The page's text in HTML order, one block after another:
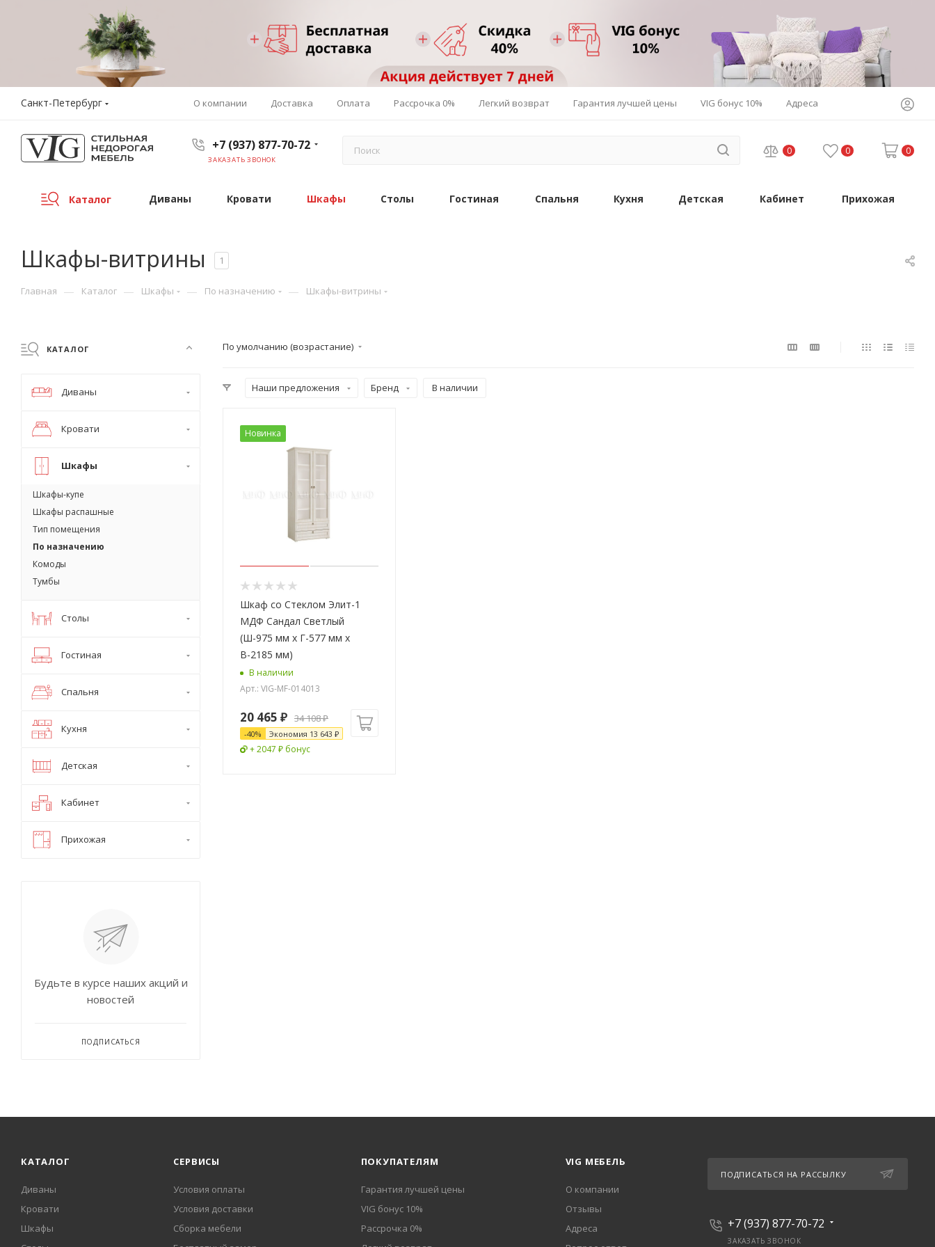
Санкт-Петербург О компании Доставка Оплата Рассрочка 0% Легкий возврат Гарантия лучшей цены VIG бонус 10% Адреса
+7 (937) 877-70-72
ЗАКАЗАТЬ ЗВОНОК
0 0 0
Каталог Диваны Кровати Шкафы Столы Гостиная Спальня Кухня Детская Кабинет Прихожая
Шкафы-витрины 1
Главная — Каталог — Шкафы — По назначению — Шкафы-витрины
По умолчанию (возрастание)
Наши предложения Бренд В наличии
Новинка
Шкаф со Стеклом Элит-1
МДФ Сандал Светлый
(Ш-975 мм x Г-577 мм х
В-2185 мм)
В наличии
Арт.: VIG-MF-014013
20 465 ₽ 34 108₽
-40% Экономия 13 643 ₽
+ 2047 ₽ бонус
КАТАЛОГ
Диваны
Кровати
Шкафы
Шкафы-купе
Шкафы распашные
Тип помещения
По назначению
Комоды
Тумбы
Столы
Гостиная
Спальня
Кухня
Детская
Кабинет
Прихожая
Будьте в курсе наших акций и
новостей
ПОДПИСАТЬСЯ
КАТАЛОГ
Диваны
Кровати
Шкафы
СЕРВИСЫ
Условия оплаты
Условия доставки
Сборка мебели
ПОКУПАТЕЛЯМ
Гарантия лучшей цены
VIG бонус 10%
Рассрочка 0%
VIG МЕБЕЛЬ
О компании
Отзывы
Адреса
ПОДПИСАТЬСЯ НА РАССЫЛКУ
+7 (937) 877-70-72
ЗАКАЗАТЬ ЗВОНОК